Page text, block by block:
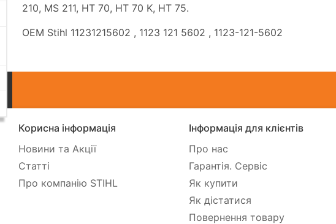
210, MS 211, HT 70, HT 70 K, HT 75.
OEM Stihl 11231215602 , 1123 121 5602 , 1123-121-5602
Корисна інформація
Новини та Акції
Статті
Про компанію STIHL
Інформація для клієнтів
Про нас
Гарантія. Сервіс
Як купити
Як дістатися
Повернення товару